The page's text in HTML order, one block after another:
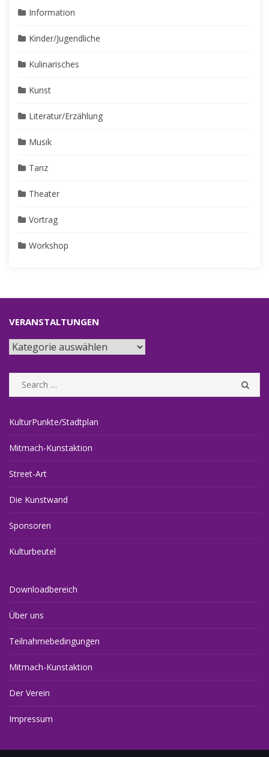
Information
Kinder/Jugendliche
Kulinarisches
Kunst
Literatur/Erzählung
Musik
Tanz
Theater
Vortrag
Workshop
VERANSTALTUNGEN
Veranstaltungen
KulturPunkte/Stadtplan
Mitmach-Kunstaktion
Street-Art
Die Kunstwand
Sponsoren
Kulturbeutel
Downloadbereich
Über uns
Teilnahmebedingungen
Mitmach-Kunstaktion
Der Verein
Impressum